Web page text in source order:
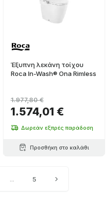
Έξυπνη λεκάνη τοίχου
Roca In-Wash® Ona Rimless
1.574,01 €
1.977,80 €
Δωρεάν εξπρές παράδοση
Προσθήκη στο καλάθι
... 5